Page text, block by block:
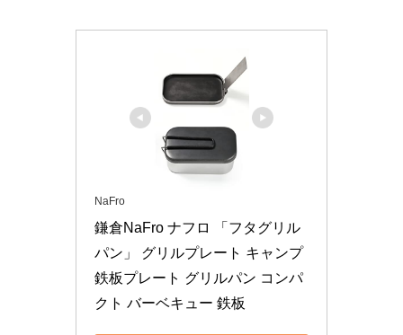
NaFro
鎌倉NaFro ナフロ 「フタグリル
パン」 グリルプレート キャンプ
鉄板プレート グリルパン コンパ
クト バーベキュー 鉄板